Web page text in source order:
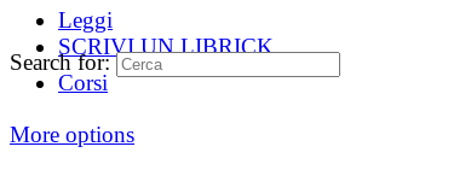
Leggi
SCRIVI UN LIBRICK
Corsi
More options
Search for: